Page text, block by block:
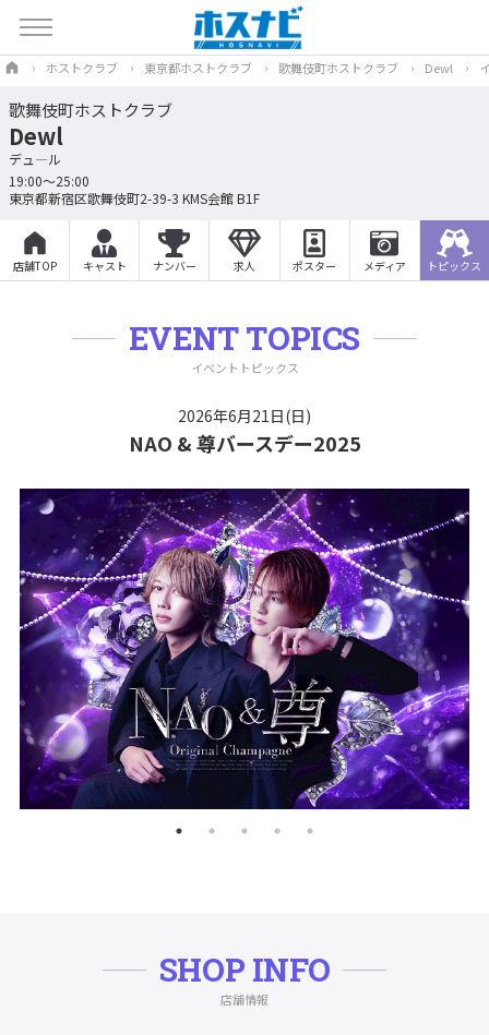
ホストクラブ 東京都ホストクラブ 歌舞伎町ホストクラブ Dewl
歌舞伎町ホストクラブ
Dewl
デュ―ル
19:00～25:00
東京都新宿区歌舞伎町2-39-3 KMS会館 B1F
店舗TOP キャスト ナンバー 求人 ポスター メディア トピックス
EVENT TOPICS
イベントトピックス
2026年6月21日(日)
NAO & 尊バースデー2025
SHOP INFO
店舗情報